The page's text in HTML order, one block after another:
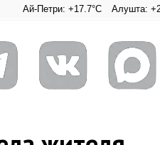
+17.7°C Алушта: +24.2°C